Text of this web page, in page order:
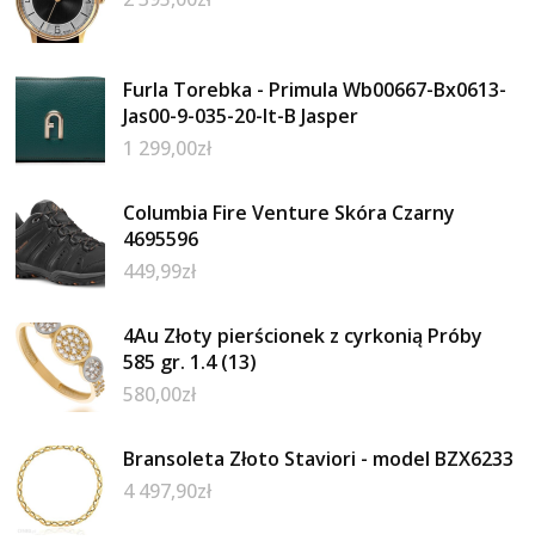
Furla Torebka - Primula Wb00667-Bx0613-
Jas00-9-035-20-It-B Jasper
1 299,00zł
Columbia Fire Venture Skóra Czarny
4695596
449,99zł
4Au Złoty pierścionek z cyrkonią Próby
585 gr. 1.4 (13)
580,00zł
Bransoleta Złoto Staviori - model BZX6233
4 497,90zł